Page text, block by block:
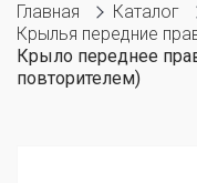
Главная Каталог
Крылья передние
Крыло переднее
повторителем)